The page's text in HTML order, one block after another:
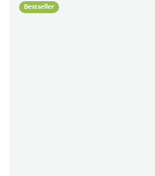
Bestseller